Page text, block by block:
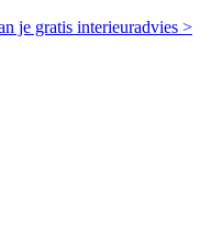
je gratis interieuradvies >